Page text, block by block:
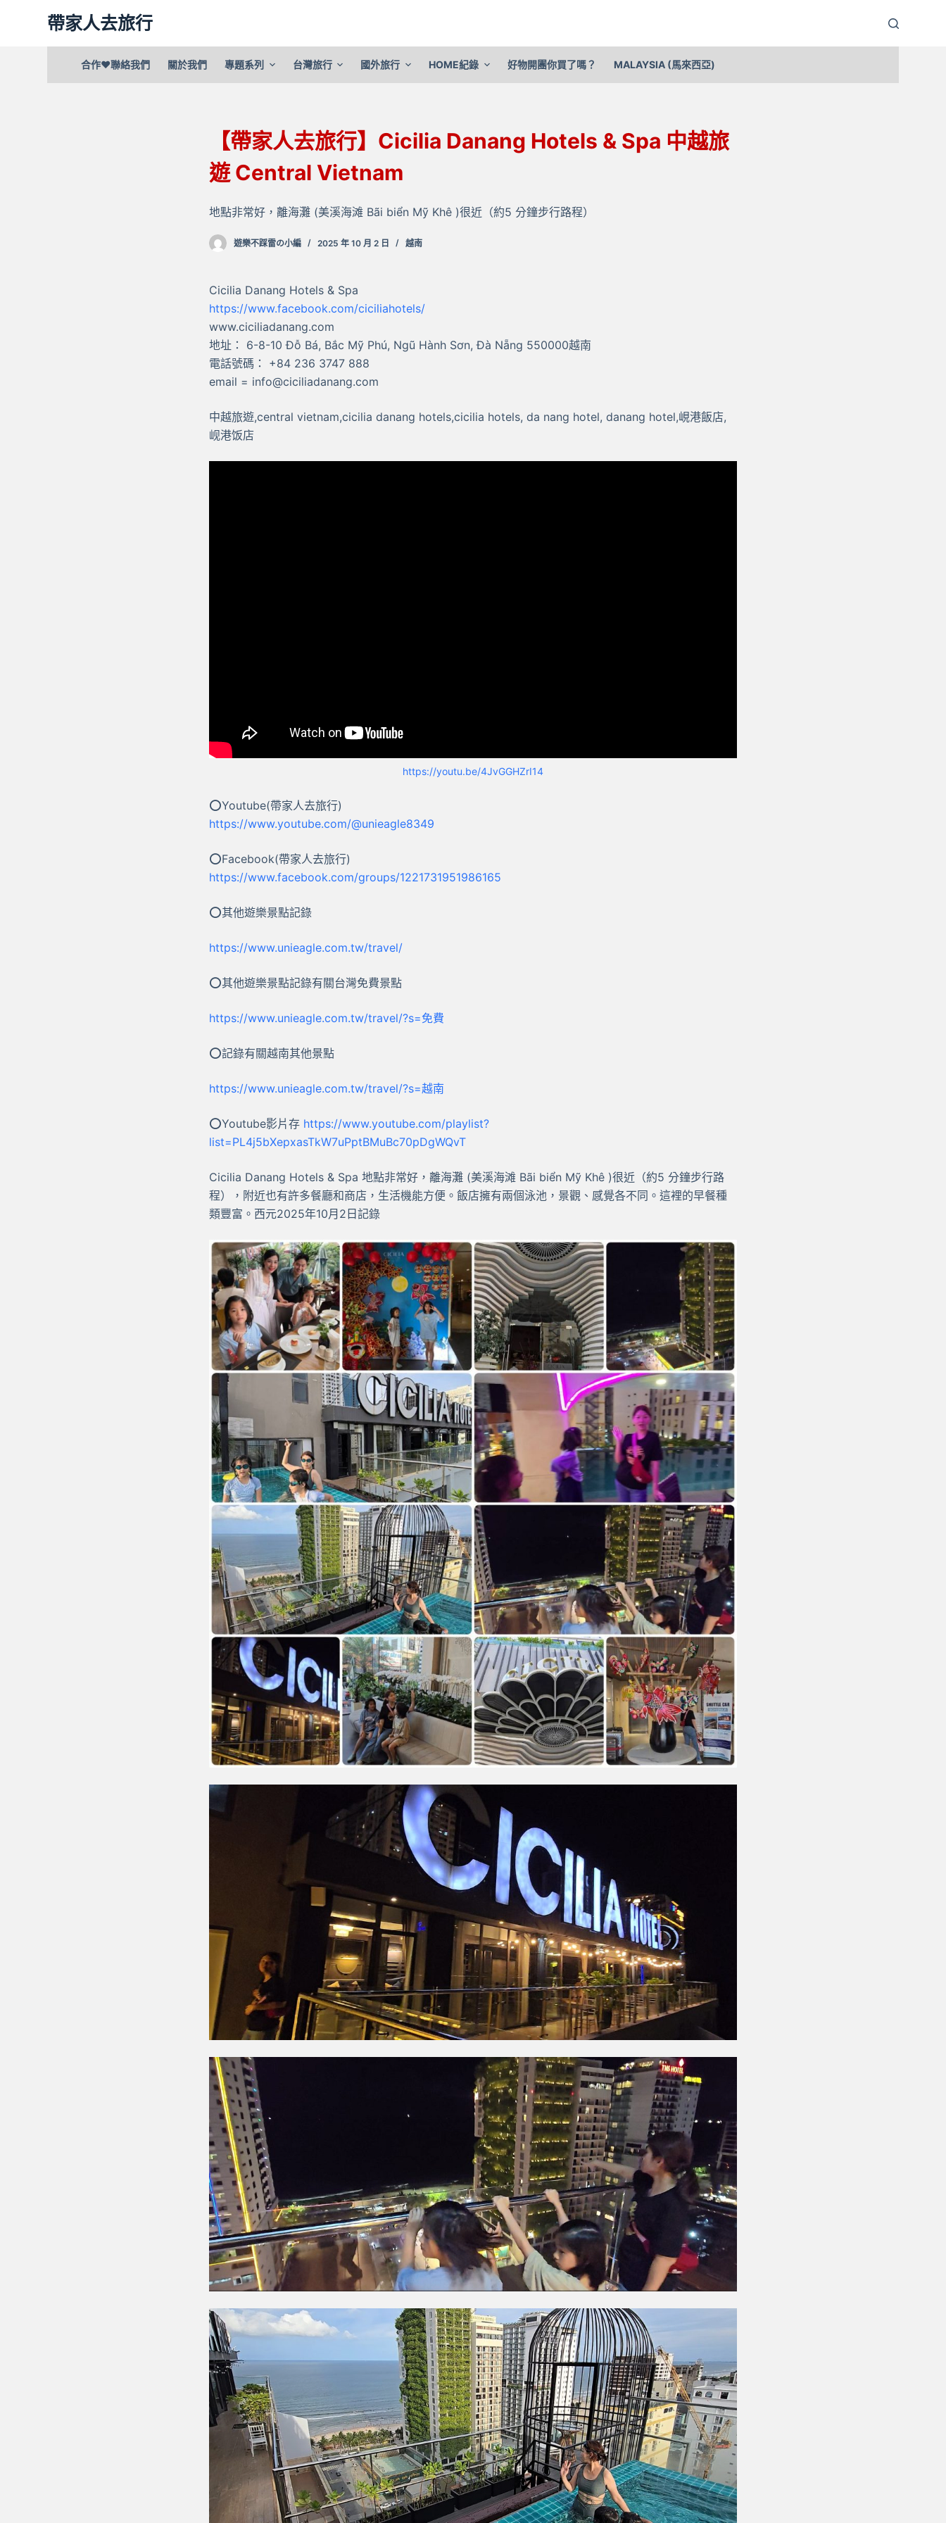
帶家人去旅行
合作❤聯絡我們 關於我們 專題系列 台灣旅行 國外旅行 HOME紀錄 好物開團你買了嗎？ MALAYSIA (馬來西亞)
【帶家人去旅行】Cicilia Danang Hotels & Spa 中越旅
遊 Central Vietnam
地點非常好，離海灘 (美溪海滩 Bãi biển Mỹ Khê )很近（約5 分鐘步行路程）
遊樂不踩雷の小編 2025 年 10 月 2 日 越南
Cicilia Danang Hotels & Spa
https://www.facebook.com/ciciliahotels/
www.ciciliadanang.com
地址： 6-8-10 Đỗ Bá, Bắc Mỹ Phú, Ngũ Hành Sơn, Đà Nẵng 550000越南
電話號碼： +84 236 3747 888
email = info@ciciliadanang.com
中越旅遊,central vietnam,cicilia danang hotels,cicilia hotels, da nang hotel, danang hotel,峴港飯店,
岘港饭店
https://youtu.be/4JvGGHZrI14
⭕Youtube(帶家人去旅行)
https://www.youtube.com/@unieagle8349
⭕Facebook(帶家人去旅行)
https://www.facebook.com/groups/1221731951986165
⭕其他遊樂景點記錄
https://www.unieagle.com.tw/travel/
⭕其他遊樂景點記錄有關台灣免費景點
https://www.unieagle.com.tw/travel/?s=免費
⭕記錄有關越南其他景點
https://www.unieagle.com.tw/travel/?s=越南
⭕Youtube影片存 https://www.youtube.com/playlist?
list=PL4j5bXepxasTkW7uPptBMuBc70pDgWQvT
Cicilia Danang Hotels & Spa 地點非常好，離海灘 (美溪海滩 Bãi biển Mỹ Khê )很近（約5 分鐘步行路
程），附近也有許多餐廳和商店，生活機能方便。飯店擁有兩個泳池，景觀、感覺各不同。這裡的早餐種
類豐富。西元2025年10月2日記錄